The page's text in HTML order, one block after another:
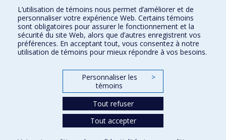
Orthophonie et audiologie
Réadaptation
Directions
L’utilisation de témoins nous permet d’améliorer et de
personnaliser votre expérience Web. Certains témoins
sont obligatoires pour assurer le fonctionnement et la
sécurité du site Web, alors que d’autres enregistrent vos
préférences. En acceptant tout, vous consentez à notre
utilisation de témoins pour mieux répondre à vos besoins.
Personnaliser les
témoins
>
Tout refuser
Tout accepter